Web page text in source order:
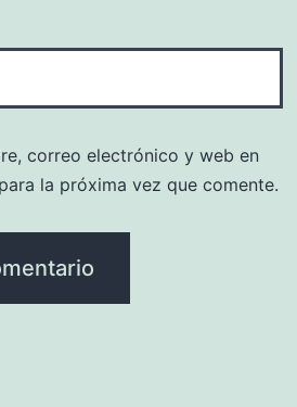
correo electrónico y web en
la próxima vez que comente.